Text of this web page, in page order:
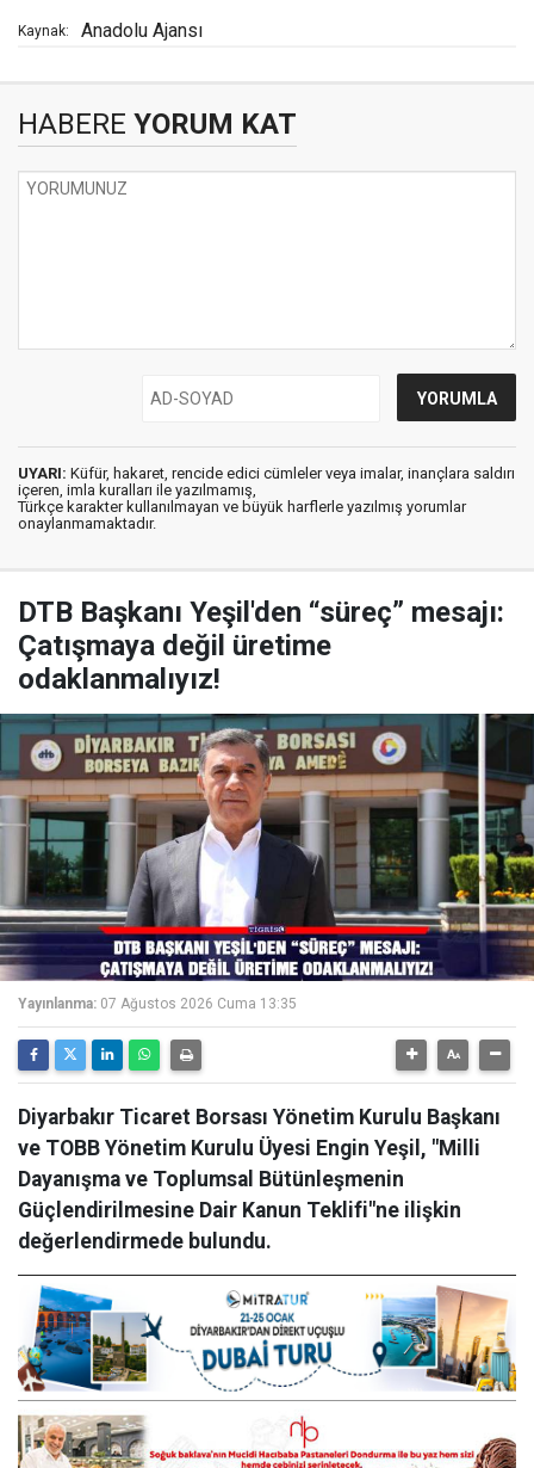
Kaynak: Anadolu Ajansı
HABERE YORUM KAT
UYARI: Küfür, hakaret, rencide edici cümleler veya imalar, inançlara saldırı
içeren, imla kuralları ile yazılmamış,
Türkçe karakter kullanılmayan ve büyük harflerle yazılmış yorumlar
onaylanmamaktadır.
DTB Başkanı Yeşil'den “süreç” mesajı:
Çatışmaya değil üretime
odaklanmalıyız!
Yayınlanma: 07 Ağustos 2026 Cuma 13:35
Diyarbakır Ticaret Borsası Yönetim Kurulu Başkanı
ve TOBB Yönetim Kurulu Üyesi Engin Yeşil, "Milli
Dayanışma ve Toplumsal Bütünleşmenin
Güçlendirilmesine Dair Kanun Teklifi"ne ilişkin
değerlendirmede bulundu.